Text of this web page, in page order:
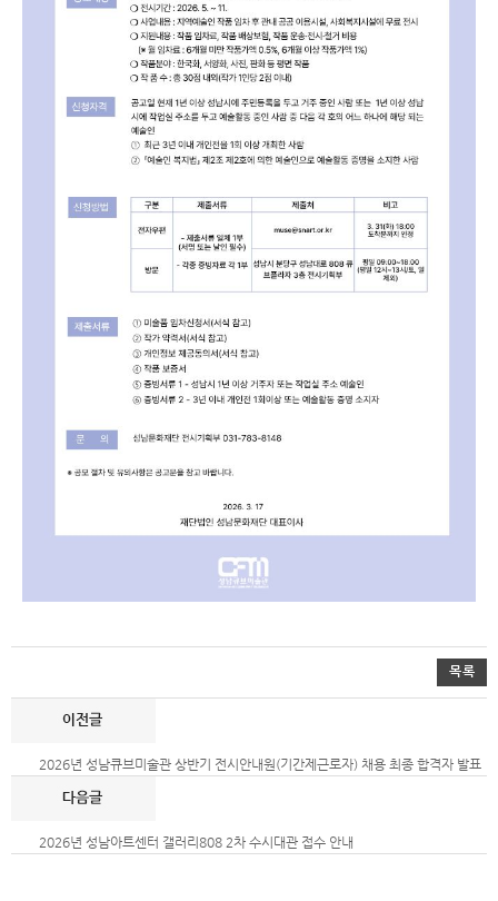
목록
2026년 성남큐브미술관 상반기 전시안내원(기간제근로자) 채용 최종 합격자 발표
2026년 성남아트센터 갤러리808 2차 수시대관 접수 안내